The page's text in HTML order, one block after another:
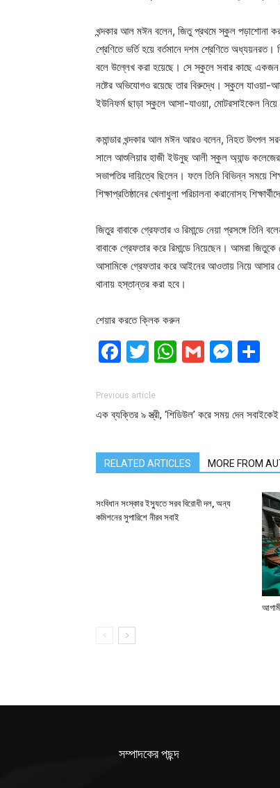
খন্দকার আল মঈন বলেন, জিতু প্রথমে স্কুল পড়াশোনা
শ্রেণিতে ভর্তি হয়ে বর্তমানে দশম শ্রেণিতে
বলে উল্লেখ করা হয়েছে। সে স্কুলে সবার কাছে একজন
নষ্টের অভিযোগও রয়েছে তার বিরুদ্ধে। স্কুলে যাওয়া-
ইউনিফর্ম ছাড়া স্কুলে আসা-যাওয়া, মোটরসাইকেল নিয়ে
কমান্ডার খন্দকার আল মঈন আরও বলেন, নিহত উৎপল
সালে আশুলিয়ার হাজী ইউনুছ আলী স্কুল অ্যান্ড কলেজের
সভাপতির দায়িত্বে ছিলেন। ফলে তিনি বিভিন্ন সময়ে
শিক্ষাপ্রতিষ্ঠানের খেলাধুলা পরিচালনা করানোসহ
জিতুর বাবাকে গ্রেফতার ও রিমান্ডে নেয়া প্রসঙ্গে তিনি
বাবাকে গ্রেফতার করে রিমান্ডে নিয়েছেন। আমরা
আসামিকে গ্রেফতার করে আইনের আওতায় নিয়ে আসার
থানায় হস্তান্তর করা হবে।
শেয়ার করতে ক্লিক করুন
Facebook
Twitter
WhatsApp
Gmail
Previous article
এক ব্যক্তির ৯ স্ত্রী, ‘শিডিউল’ করে সময় দেন সবাইকেই
RELATED ARTICLES MORE FROM
সংবিধান সংস্কার ইস্যুতে সরব বিরোধী দল, অন্য
কমিশনের সুপারিশে নীরব সবাই
সম্পাদকের পছন্দ